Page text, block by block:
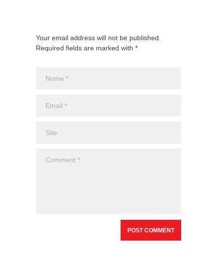
Your email address will not be published.
Required fields are marked with *